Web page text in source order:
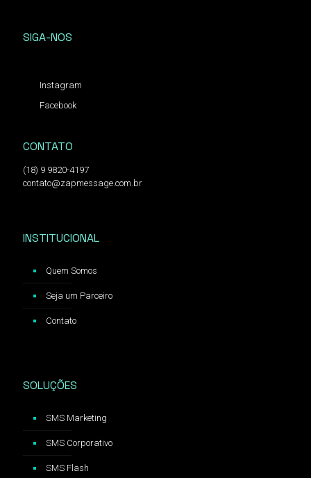
SIGA-NOS
Instagram
Facebook
CONTATO
(18) 9 9820-4197
contato@zapmessage.com.br
INSTITUCIONAL
Quem Somos
Seja um Parceiro
Contato
SOLUÇÕES
SMS Marketing
SMS Corporativo
SMS Flash